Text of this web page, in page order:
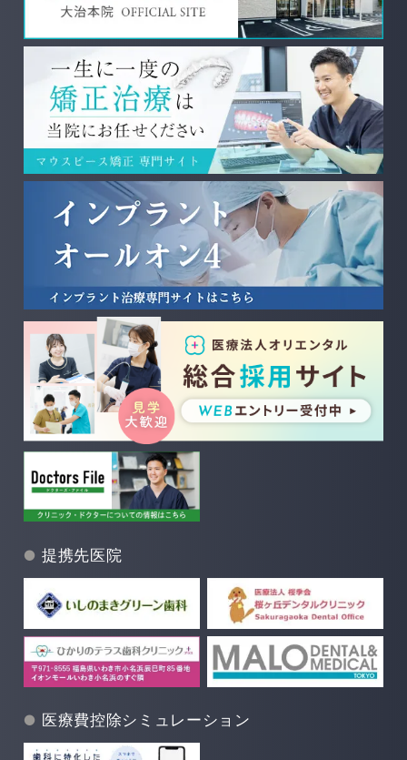
提携先医院
医療費控除シミュレーション